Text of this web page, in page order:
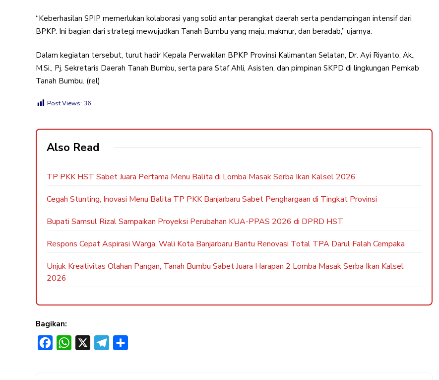
“Keberhasilan SPIP memerlukan kolaborasi yang solid antar perangkat daerah serta pendampingan intensif dari
BPKP. Ini bagian dari strategi mewujudkan Tanah Bumbu yang maju, makmur, dan beradab,” ujarnya.
Dalam kegiatan tersebut, turut hadir Kepala Perwakilan BPKP Provinsi Kalimantan Selatan, Dr. Ayi Riyanto, Ak.,
M.Si., Pj. Sekretaris Daerah Tanah Bumbu, serta para Staf Ahli, Asisten, dan pimpinan SKPD di lingkungan Pemkab
Tanah Bumbu. (rel)
Post Views: 36
Also Read
TP PKK HST Sabet Juara Pertama Menu Balita di Lomba Masak Serba Ikan Kalsel 2026
Cegah Stunting, Inovasi Menu Balita TP PKK Banjarbaru Sabet Penghargaan di Tingkat Provinsi
Bupati Samsul Rizal Sampaikan Proyeksi Perubahan KUA-PPAS 2026 di DPRD HST
Respons Cepat Aspirasi Warga, Wali Kota Banjarbaru Bantu Renovasi Total TPA Darul Falah Cempaka
Unjuk Kreativitas Olahan Pangan, Tanah Bumbu Sabet Juara Harapan 2 Lomba Masak Serba Ikan Kalsel
2026
Bagikan:
W